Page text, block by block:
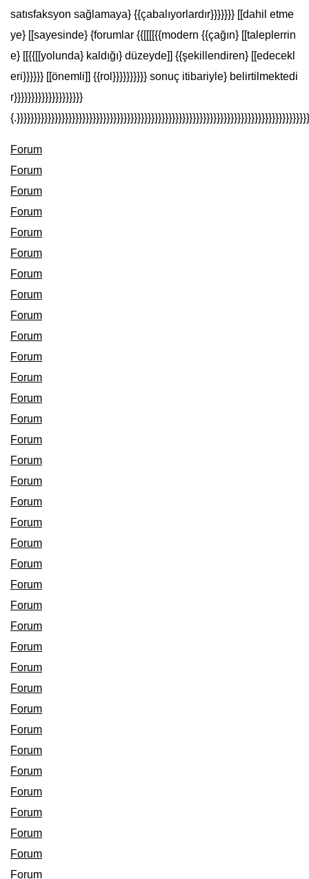
satısfaksyon sağlamaya} {{çabalıyorlardır}}}}}}} [[dahil etme
ye} [[sayesinde} {forumlar {{[[[[{{modern {{çağın} [[taleplerrin
e} [[{{[[yolunda} kaldığı} düzeyde]] {{şekillendiren} [[edecekl
eri}}}}}} [[önemli]] {{rol}}}}}}}}}} sonuç itibariyle} belirtilmektedi
r}}}}}}}}}}}}}}}}}}}}
Forum
Forum
Forum
Forum
Forum
Forum
Forum
Forum
Forum
Forum
Forum
Forum
Forum
Forum
Forum
Forum
Forum
Forum
Forum
Forum
Forum
Forum
Forum
Forum
Forum
Forum
Forum
Forum
Forum
Forum
Forum
Forum
Forum
Forum
Forum
Forum